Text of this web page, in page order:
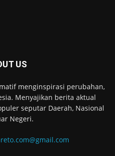
US
menginspirasi perubahan,
Menyajikan berita aktual
seputar Daerah, Nasional
Negeri.